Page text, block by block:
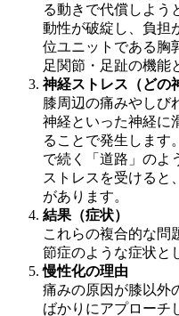
る動きで代償しよう
動性が破綻し、負担
位ユニットである胸
足関節・足趾の機能
神経ストレス（どの
膝周辺の痛みやしび
神経といった神経に
ることで発生します
で続く「道路」のよ
ストレスを受けると
があります。
結果（症状）
これらの複合的な問
節症のような症状と
慢性化の理由
痛みの原因が膝以外
ばかりにアプローチ